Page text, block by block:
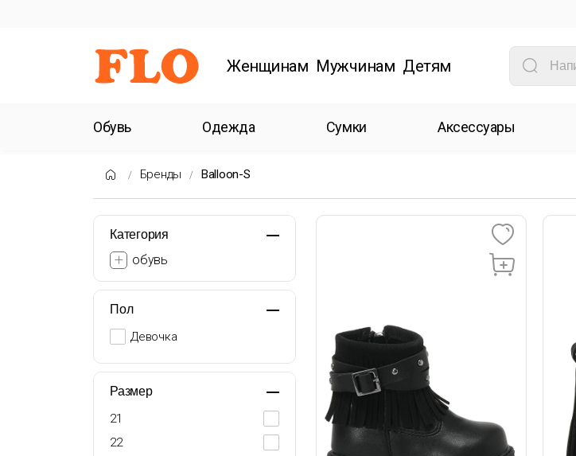
Женщинам Мужчинам Детям
Обувь Одежда Сумки Аксессуары
Бренды Balloon-S
Категория
обувь
Пол
Девочка
Размер
21
22